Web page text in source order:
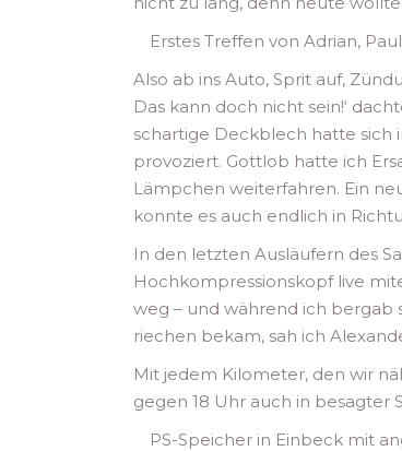
Erstes Treffen von Adrian,
Also ab ins Auto, Sprit auf,
Das kann doch nicht sein!‘
schartige Deckblech hatte sich
provoziert. Gottlob hatte ich
Lämpchen weiterfahren. Ein
konnte es auch endlich in
In den letzten Ausläufern des
Hochkompressionskopf live
weg – und während ich bergab
riechen bekam, sah ich
Mit jedem Kilometer, den wir
gegen 18 Uhr auch in besagter
PS-Speicher in Einbeck mit